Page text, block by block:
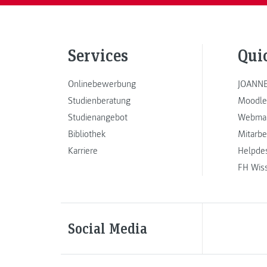
Services
Onlinebewerbung
Studienberatung
Studienangebot
Bibliothek
Karriere
FH
Social Media